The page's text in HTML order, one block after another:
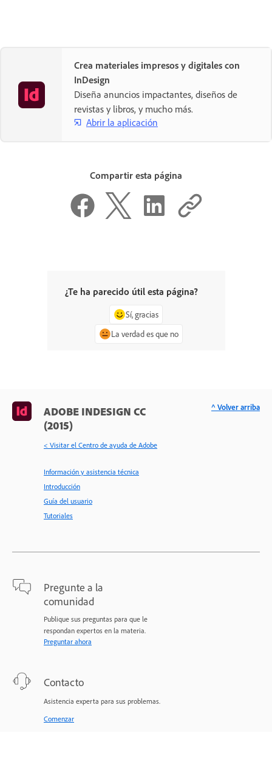
Crea materiales impresos y digitales con
InDesign
Diseña anuncios impactantes, diseños de
revistas y libros, y mucho más.
Abrir la aplicación
Compartir esta página
¿Te ha parecido útil esta página?
Sí, gracias
La verdad es que no
ADOBE INDESIGN CC
(2015)
< Visitar el Centro de ayuda de Adobe
Información y asistencia técnica
Introducción
Guía del usuario
Tutoriales
Pregunte a la
comunidad
Publique sus preguntas para que le
respondan expertos en la materia.
Preguntar ahora
Contacto
Asistencia experta para sus problemas.
Comenzar
^ Volver arriba